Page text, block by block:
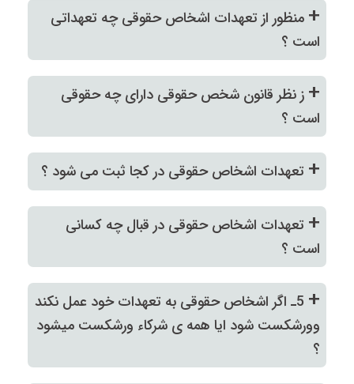
+ منظور از تعهدات اشخاص حقوقی چه تعهداتی
است ؟
+ ز نظر قانون شخص حقوقی دارای چه حقوقی
است ؟
+ تعهدات اشخاص حقوقی در کجا ثبت می شود ؟
+ تعهدات اشخاص حقوقی در قبال چه کسانی
است ؟
+ 5ـ اگر اشخاص حقوقی به تعهدات خود عمل نکند
وورشکست شود ایا همه ی شرکاء ورشکست میشود
؟